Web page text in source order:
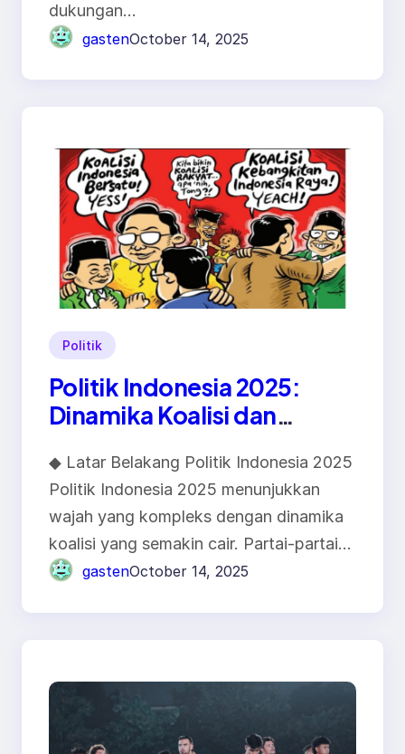
dukungan…
gastenOctober 14, 2025
Politik
Politik Indonesia 2025:
Dinamika Koalisi dan
◆ Latar Belakang Politik Indonesia 2025
Politik Indonesia 2025 menunjukkan
wajah yang kompleks dengan dinamika
koalisi yang semakin cair. Partai-partai…
gastenOctober 14, 2025